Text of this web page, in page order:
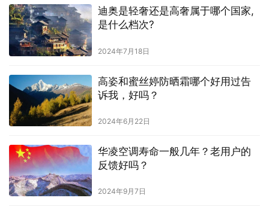
迪奥是轻奢还是高奢属于哪个国家,
是什么档次?
2024年7月18日
高姿和蜜丝婷防晒霜哪个好用过告
诉我，好吗？
2024年6月22日
华凌空调寿命一般几年？老用户的
反馈好吗？
2024年9月7日